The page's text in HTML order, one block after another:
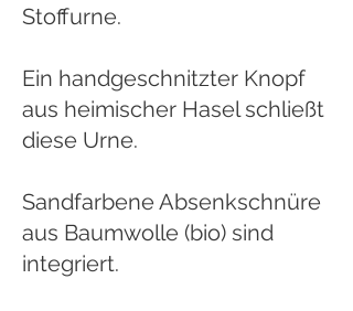
Stoffurne.
Ein handgeschnitzter Knopf
aus heimischer Hasel schließt
diese Urne.
Sandfarbene Absenkschnüre
aus Baumwolle (bio) sind
integriert.